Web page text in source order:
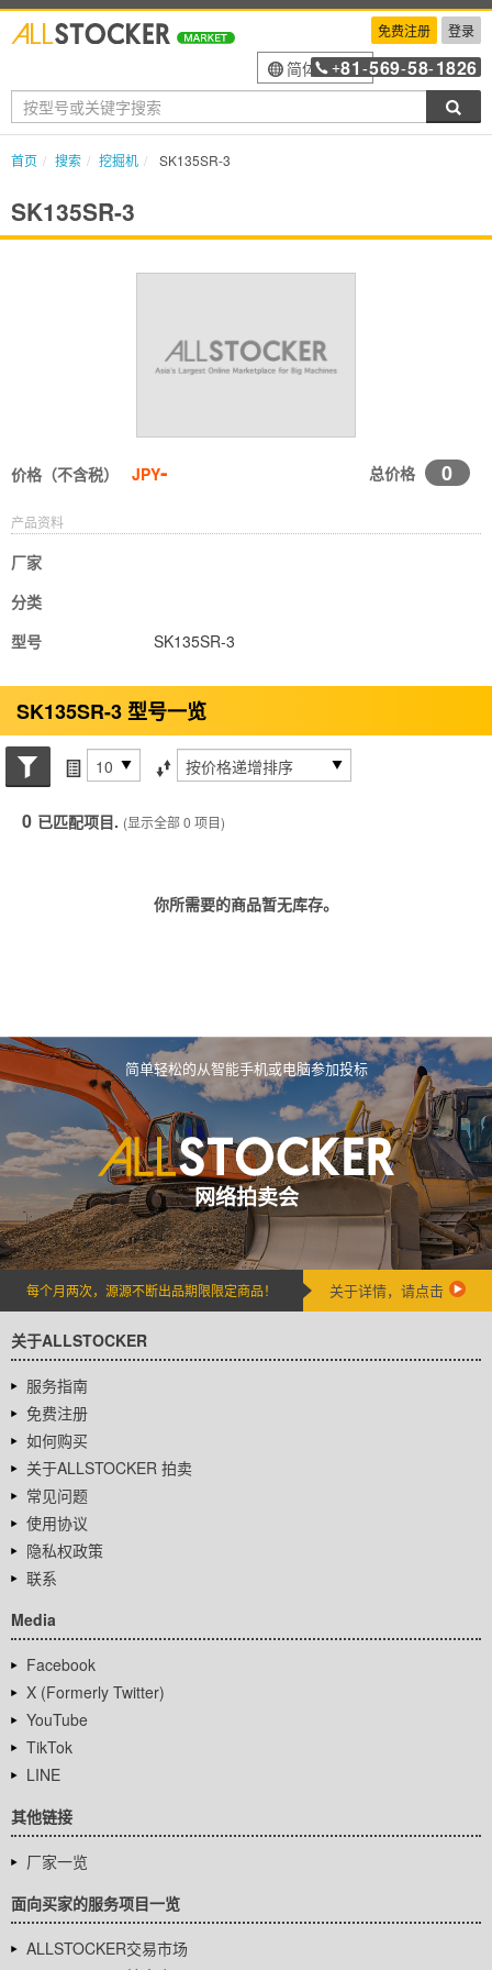
免费注册 登录
简体中文
+81 -569-58-1826
首页 搜索 挖掘机 SK135SR-3
SK135SR-3
价格（不含税） JPY- 总价格 0
产品资料
厂家
分类
型号
SK135SR-3
SK135SR-3 型号一览
搜索状态每页项目 排序方式
0 已匹配项目. (显示全部 0 项目)
你所需要的商品暂无库存。
简单轻松的从智能手机或电脑参加投标
网络拍卖会
每个月两次，源源不断出品期限限定商品！ 关于详情，请点击
关于ALLSTOCKER
服务指南
免费注册
如何购买
关于ALLSTOCKER 拍卖
常见问题
使用协议
隐私权政策
联系
Media
Facebook
X (Formerly Twitter)
YouTube
TikTok
LINE
其他链接
厂家一览
面向买家的服务项目一览
ALLSTOCKER交易市场